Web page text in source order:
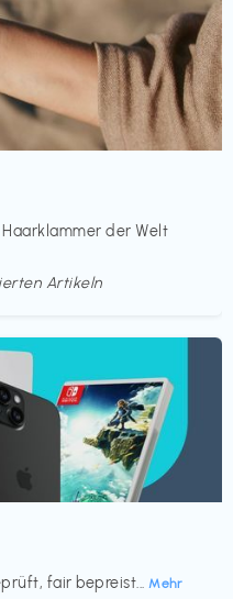
der Welt
Artikeln
fair bepreist... Mehr